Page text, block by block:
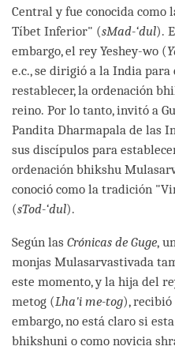
Central y fue conocida
Tíbet Inferior" (sMad-‘dul).
embargo, el rey Yeshey-wo (
e.c., se dirigió a la India para
restablecer, la ordenación
reino. Por lo tanto, invitó a
Pandita Dharmapala de las
sus discípulos para
ordenación bhikshu
conoció como la tradición
(sTod-‘dul).
Según las Crónicas de Guge,
monjas Mulasarvastivada
este momento, y la hija del
metog (Lha'i me-tog), recibió
embargo, no está claro si
bhikshuni o como novicia